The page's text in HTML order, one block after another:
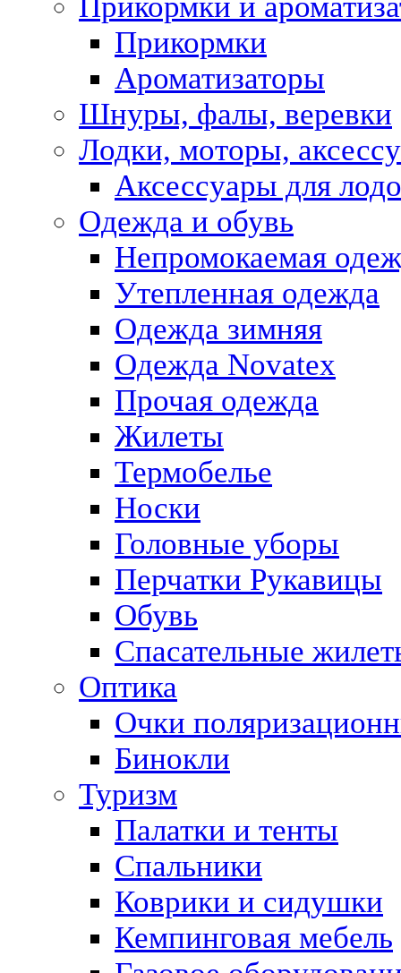
Прикормки
Ароматизаторы
Шнуры, фалы, веревки
Лодки, моторы,
Аксессуары для
Одежда и обувь
Непромокаемая
Утепленная одежда
Одежда зимняя
Одежда Novatex
Прочая одежда
Жилеты
Термобелье
Носки
Головные уборы
Перчатки Рукавицы
Обувь
Спасательные
Оптика
Очки
Бинокли
Туризм
Палатки и тенты
Спальники
Коврики и сидушки
Кемпинговая мебель